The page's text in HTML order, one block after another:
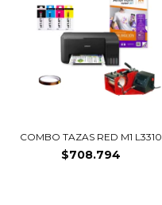
COMBO TAZAS RED M1 L3310
$708.794